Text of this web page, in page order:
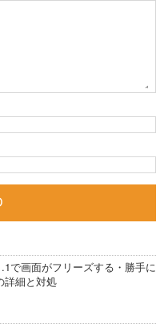
で画面がフリーズする・勝手に
詳細と対処